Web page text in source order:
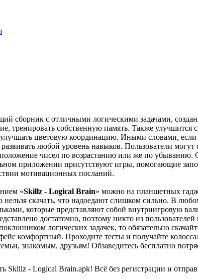
сборник с отличными логическими задачами,
тренировать собственную память. Также улучшится
цветовую координацию. Иными словами, если
любой уровень навыков. Пользователи
чисел по возрастанию или же по убыванию.
приложении присутствуют игры, помогающие
мотивационных посланий.
«Skillz - Logical Brain» можно на планшетных
скачать, что надоедают слишком сильно. В
которые представляют собой внутриигровую
достаточно, поэтому никто из
логических задачек, то обязательно
комфортный. Проходите тесты и получайте
знакомым, друзьям! Обзаведитесь бесплатно
Skillz - Logical Brain.apk! Всё без регистрации и